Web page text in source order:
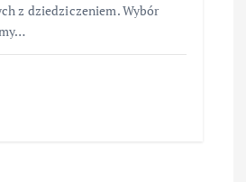
z dziedziczeniem. Wybór